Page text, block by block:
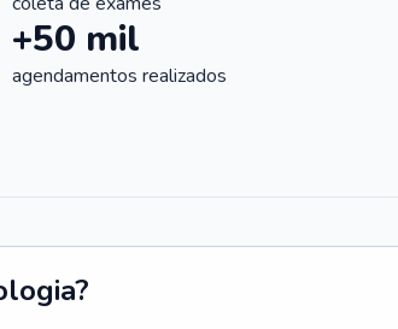
+50 mil
agendamentos realizados